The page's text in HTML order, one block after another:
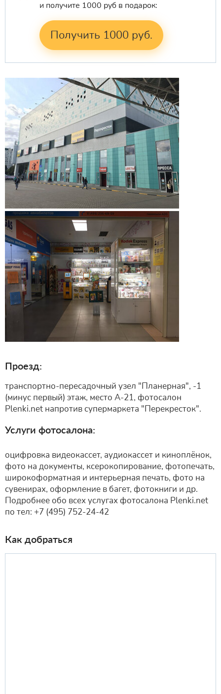
Проезд:
транспортно-пересадочный узел "Планерная", -1
(минус первый) этаж, место А-21, фотосалон
Plenki.net напротив супермаркета "Перекресток".
Услуги фотосалона:
оцифровка видеокассет, аудиокассет и киноплёнок,
фото на документы, ксерокопирование, фотопечать,
широкоформатная и интерьерная печать, фото на
сувенирах, оформление в багет, фотокниги и др.
Подробнее обо всех услугах фотосалона Plenki.net
по тел: +7 (495) 752-24-42
Как добраться
и получите 1000 руб в подарок:
Получить 1000 руб.